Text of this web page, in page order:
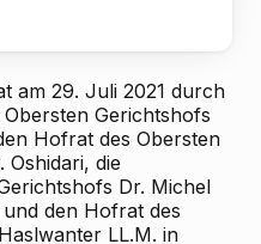
am 29. Juli 2021 durch
Gerichtshofs
Hofrat des Obersten
die
Dr. Michel
den Hofrat des
LL.M. in